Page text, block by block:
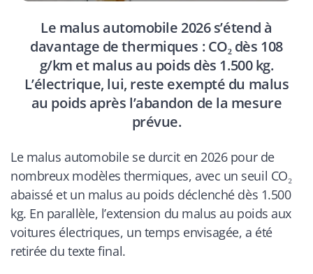
Le malus automobile 2026 s’étend à
davantage de thermiques : CO₂ dès 108
g/km et malus au poids dès 1.500 kg.
L’électrique, lui, reste exempté du malus
au poids après l’abandon de la mesure
prévue.
Le malus automobile se durcit en 2026 pour de
nombreux modèles thermiques, avec un seuil CO₂
abaissé et un malus au poids déclenché dès 1.500
kg. En parallèle, l’extension du malus au poids aux
voitures électriques, un temps envisagée, a été
retirée du texte final.